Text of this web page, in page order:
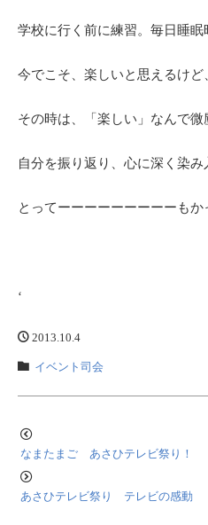
学校に行く前に練習。毎日睡眠
今でこそ、楽しいと思えるけど
その時は、「楽しい」なんで微
自分を振り返り、心に深く染み
とってーーーーーーーーーもか
‘
2013.10.4
イベント司会
なまたまご あさひテレビ祭り！
あさひテレビ祭り テレビの感動